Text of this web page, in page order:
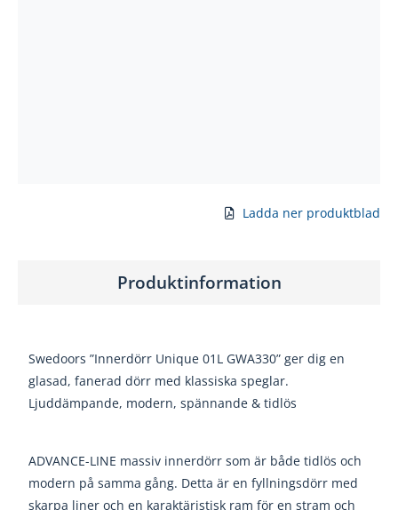
Ladda ner produktblad
Produktinformation
Swedoors ”Innerdörr Unique 01L GWA330” ger dig en
glasad, fanerad dörr med klassiska speglar.
Ljuddämpande, modern, spännande & tidlös
ADVANCE-LINE massiv innerdörr som är både tidlös och
modern på samma gång. Detta är en fyllningsdörr med
skarpa liner och en karaktäristisk ram för en stram och